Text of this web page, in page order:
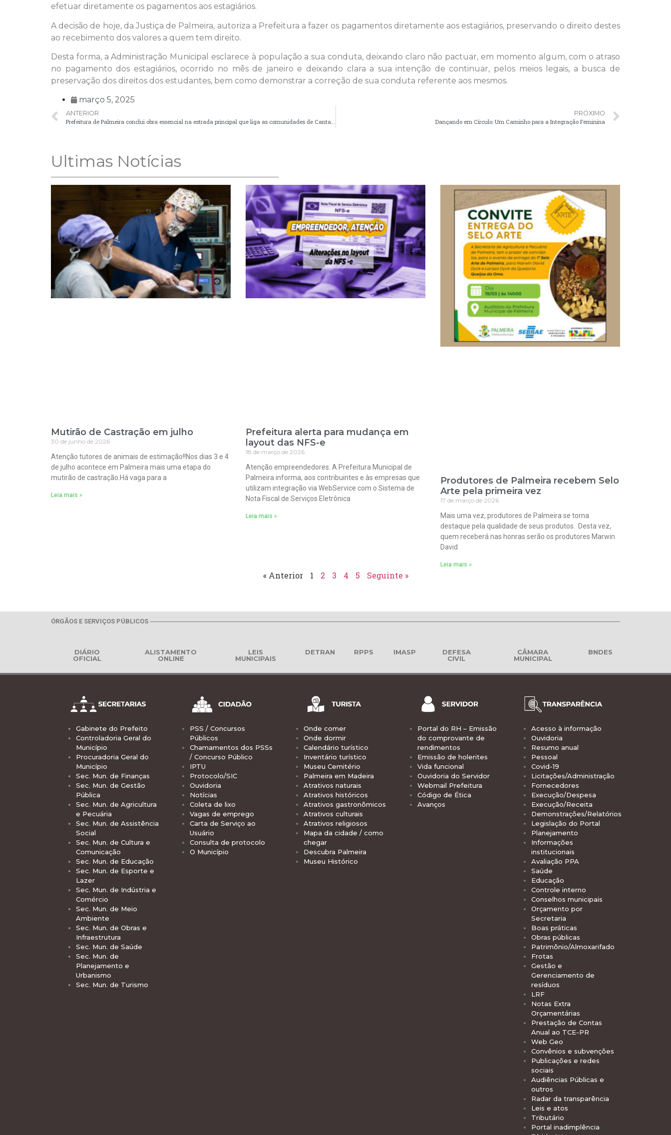
efetuar diretamente os pagamentos aos estagiários.
A decisão de hoje, da Justiça de Palmeira, autoriza a Prefeitura a fazer os pagamentos diretamente aos estagiários, preservando o direito destes
ao recebimento dos valores a quem tem direito.
Desta forma, a Administração Municipal esclarece à população a sua conduta, deixando claro não pactuar, em momento algum, com o atraso
no pagamento dos estagiários, ocorrido no mês de janeiro e deixando clara a sua intenção de continuar, pelos meios legais, a busca de
preservação dos direitos dos estudantes, bem como demonstrar a correção de sua conduta referente aos mesmos.
março 5, 2025
ANTERIOR
Prefeitura de Palmeira conclui obra essencial na estrada principal que liga as comunidades de Canta Galo, Santa Bárbara e Três Morros!
PRÓXIMO
Dançando em Círculo: Um Caminho para a Integração Feminina
Ultimas Notícias
Mutirão de Castração em julho
30 de junho de 2026
Atenção tutores de animais de estimação!!Nos dias 3 e 4
de julho acontece em Palmeira mais uma etapa do
mutirão de castração.Há vaga para a
Leia mais »
Prefeitura alerta para mudança em
layout das NFS-e
18 de março de 2026
Atenção empreendedores. A Prefeitura Municipal de
Palmeira informa, aos contribuintes e às empresas que
utilizam integração via WebService com o Sistema de
Nota Fiscal de Serviços Eletrônica
Leia mais »
Produtores de Palmeira recebem Selo
Arte pela primeira vez
17 de março de 2026
Mais uma vez, produtores de Palmeira se torna
destaque pela qualidade de seus produtos. Desta vez,
quem receberá nas honras serão os produtores Marwin
David
Leia mais »
« Anterior 1 2 3 4 5 Seguinte »
ÓRGÃOS E SERVIÇOS PÚBLICOS
DIÁRIO
OFICIAL
ALISTAMENTO
ONLINE
LEIS
MUNICIPAIS
DETRAN RPPS IMASP
DEFESA
CIVIL
CÂMARA
MUNICIPAL
BNDES
Gabinete do Prefeito
Controladoria Geral do
Município
Procuradoria Geral do
Município
Sec. Mun. de Finanças
Sec. Mun. de Gestão
Pública
Sec. Mun. de Agricultura
e Pecuária
Sec. Mun. de Assistência
Social
Sec. Mun. de Cultura e
Comunicação
Sec. Mun. de Educação
Sec. Mun. de Esporte e
Lazer
Sec. Mun. de Indústria e
Comércio
Sec. Mun. de Meio
Ambiente
Sec. Mun. de Obras e
Infraestrutura
Sec. Mun. de Saúde
Sec. Mun. de
Planejamento e
Urbanismo
Sec. Mun. de Turismo
PSS / Concursos
Públicos
Chamamentos dos PSSs
/ Concurso Público
IPTU
Protocolo/SIC
Ouvidoria
Notícias
Coleta de lixo
Vagas de emprego
Carta de Serviço ao
Usuário
Consulta de protocolo
O Município
Onde comer
Onde dormir
Calendário turístico
Inventário turístico
Museu Cemitério
Palmeira em Madeira
Atrativos naturais
Atrativos históricos
Atrativos gastronômicos
Atrativos culturais
Atrativos religiosos
Mapa da cidade / como
chegar
Descubra Palmeira
Museu Histórico
Portal do RH – Emissão
do comprovante de
rendimentos
Emissão de holerites
Vida funcional
Ouvidoria do Servidor
Webmail Prefeitura
Código de Ética
Avanços
Acesso à informação
Ouvidoria
Resumo anual
Pessoal
Covid-19
Licitações/Administração
Fornecedores
Execução/Despesa
Execução/Receita
Demonstrações/Relatórios
Legislação do Portal
Planejamento
Informações
institucionais
Avaliação PPA
Saúde
Educação
Controle interno
Conselhos municipais
Orçamento por
Secretaria
Boas práticas
Obras públicas
Patrimônio/Almoxarifado
Frotas
Gestão e
Gerenciamento de
resíduos
LRF
Notas Extra
Orçamentárias
Prestação de Contas
Anual ao TCE-PR
Web Geo
Convênios e subvenções
Publicações e redes
sociais
Audiências Públicas e
outros
Radar da transparência
Leis e atos
Tributário
Portal inadimplência